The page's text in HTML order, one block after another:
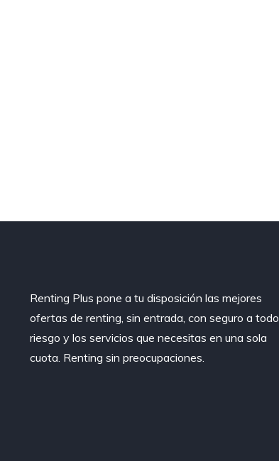
Renting Plus pone a tu disposición las mejores
ofertas de renting, sin entrada, con seguro a todo
riesgo y los servicios que necesitas en una sola
cuota. Renting sin preocupaciones.